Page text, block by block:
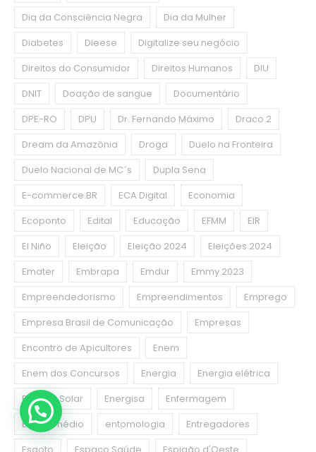
Dia da Consciência Negra
Dia da Mulher
Diabetes
Dieese
Digitalize seu negócio
Direitos do Consumidor
Direitos Humanos
DIU
DNIT
Doação de sangue
Documentário
DPE-RO
DPU Dr. Fernando Máximo
Draco 2
Dream da Amazônia
Droga
Duelo na Fronteira
Duelo Nacional de MC´s
Dupla Sena
E-commerce.BR
ECA Digital
Economia
Ecoponto
Edital Educação EFMM
EIR
El Niño
Eleição Eleição 2024
Eleições 2024
Emater
Embrapa Emdur
Emmy 2023
Empreendedorismo
Empreendimentos
Emprego
Empresa Brasil de Comunicação
Empresas
Encontro de Apicultores
Enem
Enem dos Concursos
Energia
Energia elétrica
Energia Solar
Energisa
Enfermagem
Ensino médio
entomologia
Entregadores